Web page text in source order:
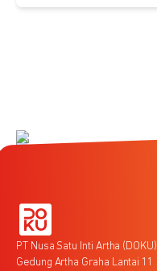
PT Nusa Satu Inti Artha (DOKU)
Gedung Artha Graha Lantai 11